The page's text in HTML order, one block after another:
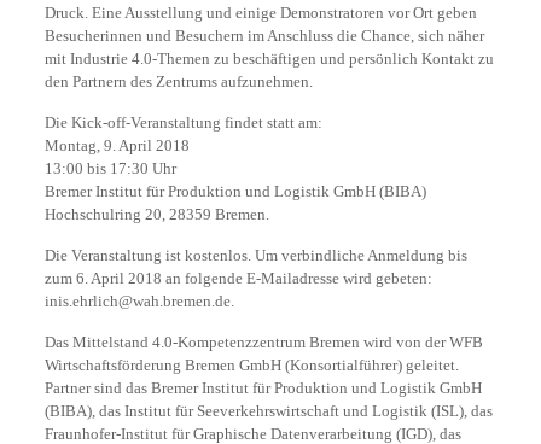
Druck. Eine Ausstellung und einige Demonstratoren vor Ort geben
Besucherinnen und Besuchern im Anschluss die Chance, sich näher
mit Industrie 4.0-Themen zu beschäftigen und persönlich Kontakt zu
den Partnern des Zentrums aufzunehmen.
Die Kick-off-Veranstaltung findet statt am:
Montag, 9. April 2018
13:00 bis 17:30 Uhr
Bremer Institut für Produktion und Logistik GmbH (BIBA)
Hochschulring 20, 28359 Bremen.
Die Veranstaltung ist kostenlos. Um verbindliche Anmeldung bis
zum 6. April 2018 an folgende E-Mailadresse wird gebeten:
inis.ehrlich@wah.bremen.de.
Das Mittelstand 4.0-Kompetenzzentrum Bremen wird von der WFB
Wirtschaftsförderung Bremen GmbH (Konsortialführer) geleitet.
Partner sind das Bremer Institut für Produktion und Logistik GmbH
(BIBA), das Institut für Seeverkehrswirtschaft und Logistik (ISL), das
Fraunhofer-Institut für Graphische Datenverarbeitung (IGD), das